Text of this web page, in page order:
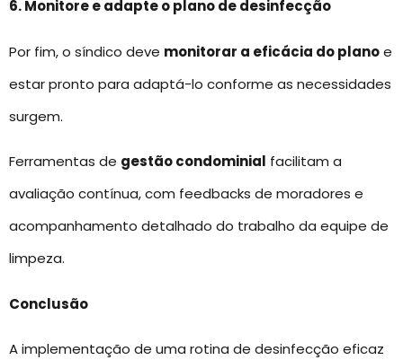
6. Monitore e adapte o plano de desinfecção
Por fim, o síndico deve monitorar a eficácia do planoe
estar pronto para adaptá-lo conforme as necessidades
surgem.
Ferramentas de gestão condominial facilitam a
avaliação contínua, com feedbacks de moradores e
acompanhamento detalhado do trabalho da equipe de
limpeza.
Conclusão
A implementação de uma rotina de desinfecção eficaz